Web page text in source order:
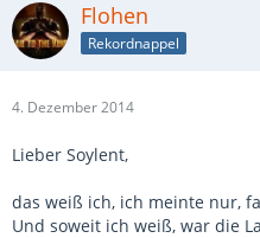
Flohen
Rekordnappel
4. Dezember 2014
Lieber Soylent,
das weiß ich, ich meinte nur,
Und soweit ich weiß, war die